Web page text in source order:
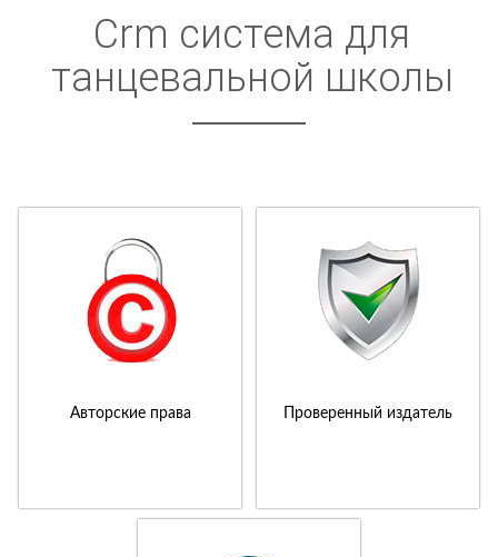
Crm система для
танцевальной школы
Авторские права Проверенный издатель